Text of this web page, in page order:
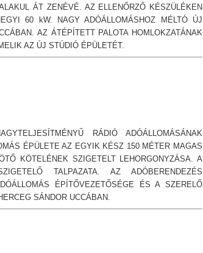
ÁT ZENÉVÉ. AZ ELLENŐRZŐ KÉSZÜLÉKEN
60 kW. NAGY ADÓÁLLOMÁSHOZ MÉLTÓ ÚJ
AZ ÁTÉPÍTETT PALOTA HOMLOKZATÁNAK
AZ ÚJ STÚDIÓ ÉPÜLETÉT.
RÁDIÓ ADÓÁLLOMÁSÁNAK
ÉPÜLETE AZ EGYIK KÉSZ 150 MÉTER MAGAS
KÖTELÉNEK SZIGETELT LEHORGONYZÁSA. A
TALPAZATA. AZ ADÓBERENDEZÉS
ÉPÍTŐVEZETŐSÉGE ÉS A SZERELŐ
SÁNDOR UCCÁBAN.